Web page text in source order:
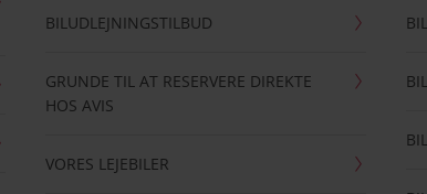
BILUDLEJNINGSTILBUD
GRUNDE TIL AT RESERVERE DIREKTE
HOS AVIS
VORES LEJEBILER